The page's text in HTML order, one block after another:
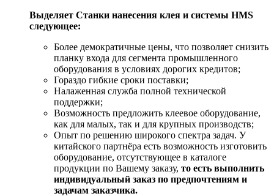
Выделяет Станки нанесения клея и системы HMS
следующее:
Более демократичные цены, что позволяет снизить
планку входа для сегмента промышленного
оборудования в условиях дорогих кредитов;
Гораздо гибкие сроки поставки;
Налаженная служба полной технической
поддержки;
Возможность предложить клеевое оборудование,
как для малых, так и для крупных производств;
Опыт по решению широкого спектра задач. У
китайского партнёра есть возможность изготовить
оборудование, отсутствующее в каталоге
продукции по Вашему заказу, то есть выполнить
индивидуальный заказ по предпочтениям и
задачам заказчика.